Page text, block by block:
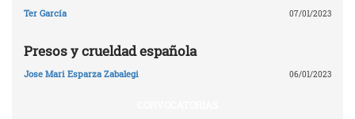
Ter García 07/01/2023
Presos y crueldad española
Jose Mari Esparza Zabalegi 06/01/2023